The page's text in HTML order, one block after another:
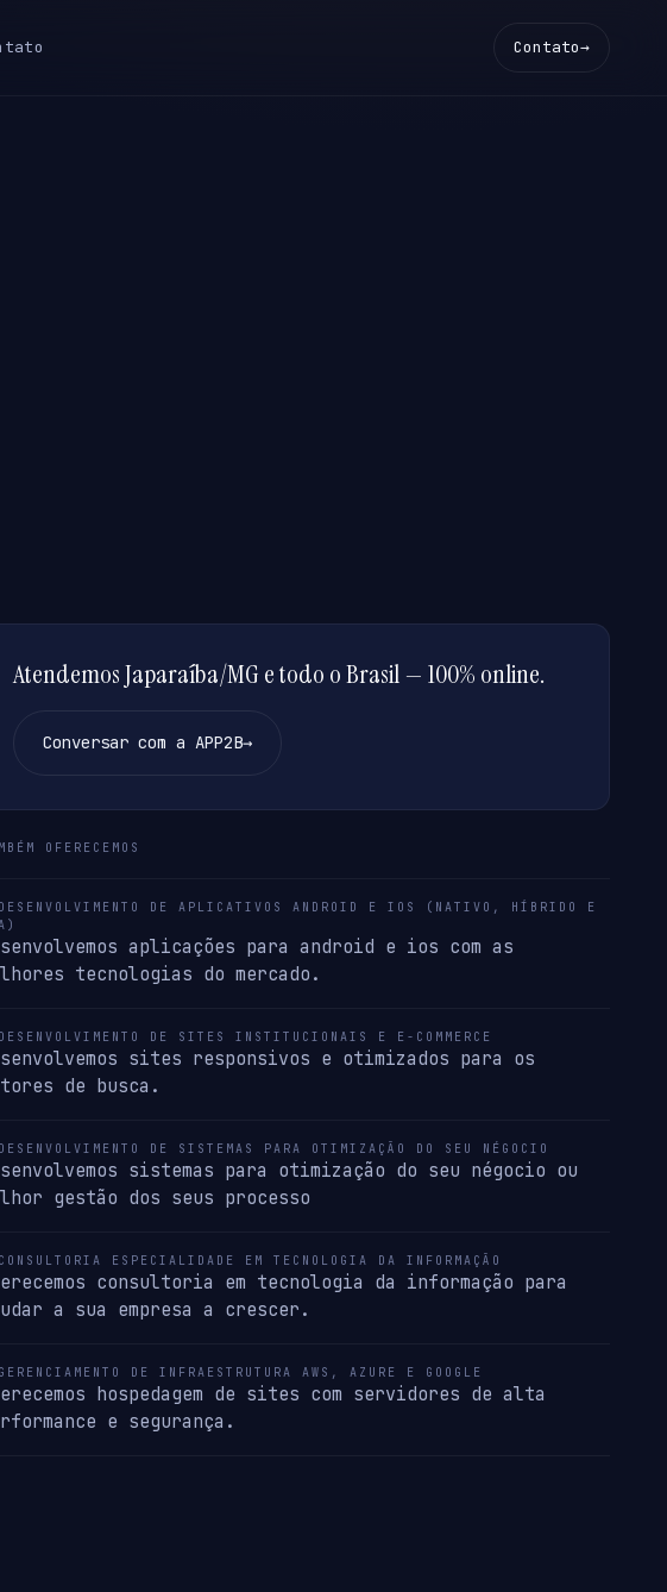
Contato→
Atendemos Japaraíba/MG e todo o Brasil — 100% online.
Conversar com a APP2B→
OFERECEMOS
DE APLICATIVOS ANDROID E IOS (NATIVO, HÍBRIDO E
aplicações para android e ios com as
tecnologias do mercado.
DE SITES INSTITUCIONAIS E E-COMMERCE
sites responsivos e otimizados para os
de busca.
DE SISTEMAS PARA OTIMIZAÇÃO DO SEU NÉGOCIO
sistemas para otimização do seu négocio ou
gestão dos seus processo
ESPECIALIDADE EM TECNOLOGIA DA INFORMAÇÃO
consultoria em tecnologia da informação para
a sua empresa a crescer.
DE INFRAESTRUTURA AWS, AZURE E GOOGLE
hospedagem de sites com servidores de alta
e segurança.